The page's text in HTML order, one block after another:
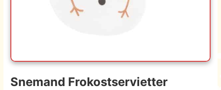
Snemand Frokostservietter